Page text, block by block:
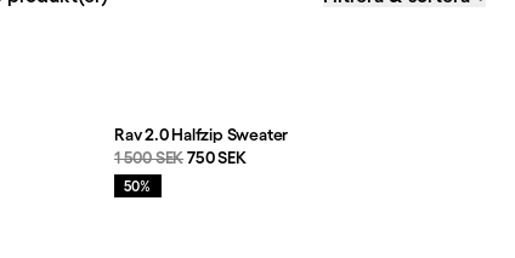
Rav 2.0 Halfzip Sweater
Originalpris:
1 500 SEKReapris:
750 SEK
Rea:
50%